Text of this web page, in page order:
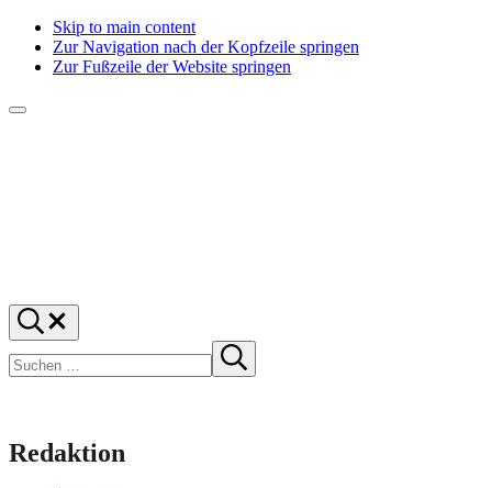
Skip to main content
Zur Navigation nach der Kopfzeile springen
Zur Fußzeile der Website springen
Menü
f1rstlife
Und
was
denkst
du?
Suchen
…
Suche
starten
Redaktion